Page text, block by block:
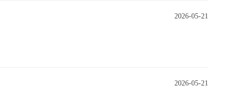
2026-05-21
2026-05-21